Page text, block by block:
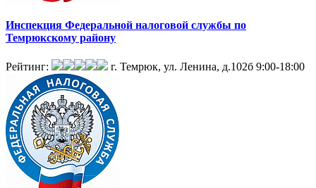
Инспекция Федеральной налоговой службы по
Темрюкскому району
Рейтинг: г. Темрюк, ул. Ленина, д.102б 9:00-18:00